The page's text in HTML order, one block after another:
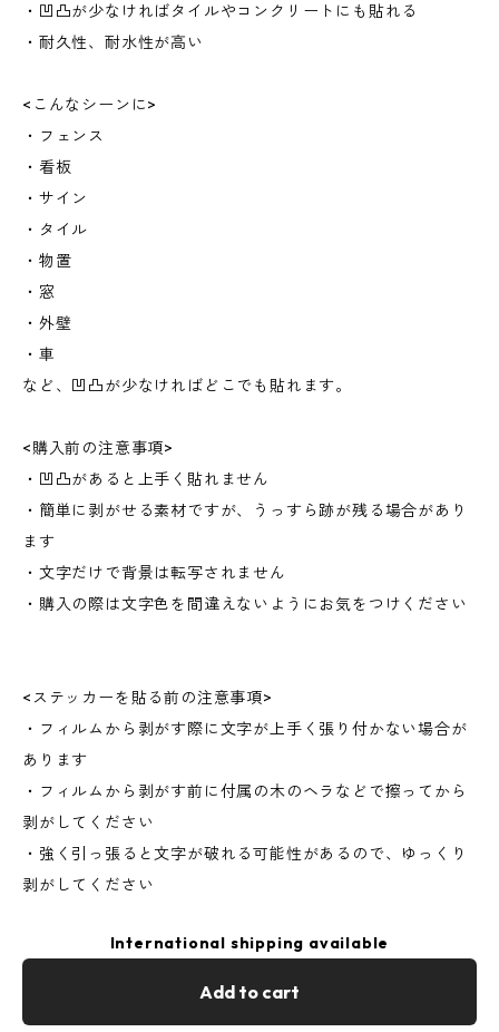
・凹凸が少なければタイルやコンクリートにも貼れる
・耐久性、耐水性が高い
<こんなシーンに>
・フェンス
・看板
・サイン
・タイル
・物置
・窓
・外壁
・車
など、凹凸が少なければどこでも貼れます。
<購入前の注意事項>
・凹凸があると上手く貼れません
・簡単に剥がせる素材ですが、うっすら跡が残る場合があり
ます
・文字だけで背景は転写されません
・購入の際は文字色を間違えないようにお気をつけください
<ステッカーを貼る前の注意事項>
・フィルムから剥がす際に文字が上手く張り付かない場合が
あります
・フィルムから剥がす前に付属の木のヘラなどで擦ってから
剥がしてください
・強く引っ張ると文字が破れる可能性があるので、ゆっくり
剥がしてください
International shipping available
Add to cart